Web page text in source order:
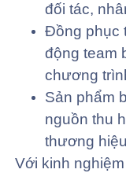
đối tác,
Đồng phục
động team
chương
Sản phẩm
nguồn thu
thương
Với kinh